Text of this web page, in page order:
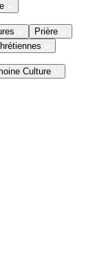
Prière
Culture